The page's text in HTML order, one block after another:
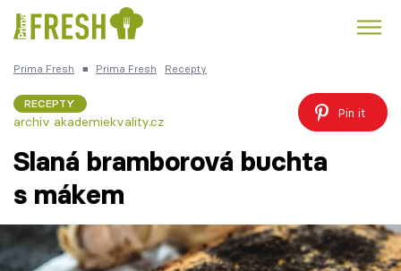
Česká kuchyně Čokoláda
Témata
Prima Fresh ■ Prima Fresh Recepty
RECEPTY
archiv akademiekvality.cz
Pin it
Slaná bramborová buchta
s mákem